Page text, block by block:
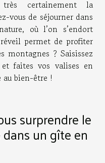
certainement la
vous de séjourner dans
où l’on s’endort
permet de profiter
montagnes ? Saisissez
faites vos valises en
au bien-être !
surprendre le
un gîte en